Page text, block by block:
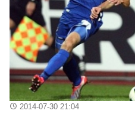
2014-07-30 21:04